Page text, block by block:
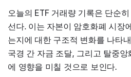
오늘의 ETF 거래량 기록은 단순
선다. 이는 자본이 암호화폐 시장
는지에 대한 구조적 변화를 나타
국경 간 자금 조달, 그리고 탈중앙
에 영향을 미칠 것으로 보인다.